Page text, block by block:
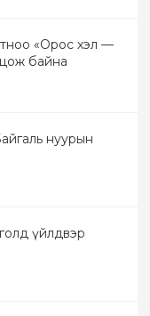
«Орос хэл —
байна
нуурын
үйлдвэр